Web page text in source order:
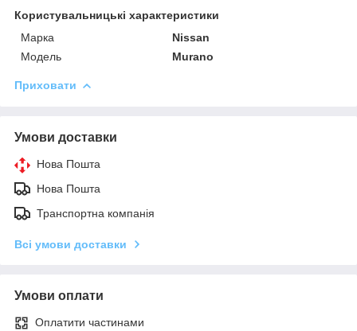
Користувальницькі характеристики
Марка
Nissan
Модель
Murano
Приховати
Умови доставки
Нова Пошта
Нова Пошта
Транспортна компанія
Всі умови доставки
Умови оплати
Оплатити частинами